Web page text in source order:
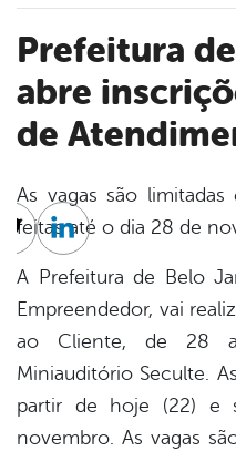
Prefeitura de Belo Jardim
abre
de
As vagas são
feitas até o dia 28 de
A Prefeitura de Belo
Empreendedor, vai
ao Cliente, de 28
Miniauditório Seculte.
partir de hoje (22) e
novembro. As vagas
TwitterLinkedin